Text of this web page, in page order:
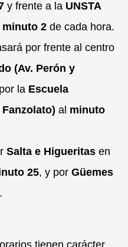
y frente a la UNSTA
minuto 2 de cada hora.
por frente al centro
(Av. Perón y
la Escuela
al minuto
Salta e Higueritas en
25, y por Güemes
.
tienen carácter